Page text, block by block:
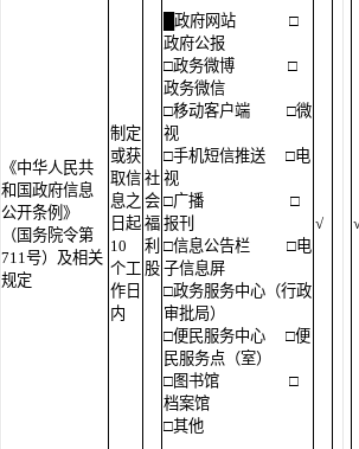
《中华人民共
和国政府信息
公开条例》
（国务院令第
711号）及相关
规定
制定
或获
取信
息之
日起
10
个工
作日
内
社
会
福
利
股
█政府网站
□
政府公报
□政务微博
□
政务微信
□移动客户端
□微
视
□手机短信推送
□电
视
□广播
□
报刊
□信息公告栏
□电
子信息屏
□政务服务中心（行政
审批局）
□便民服务中心
□便
民服务点（室）
□图书馆
□
档案馆
□其他
√